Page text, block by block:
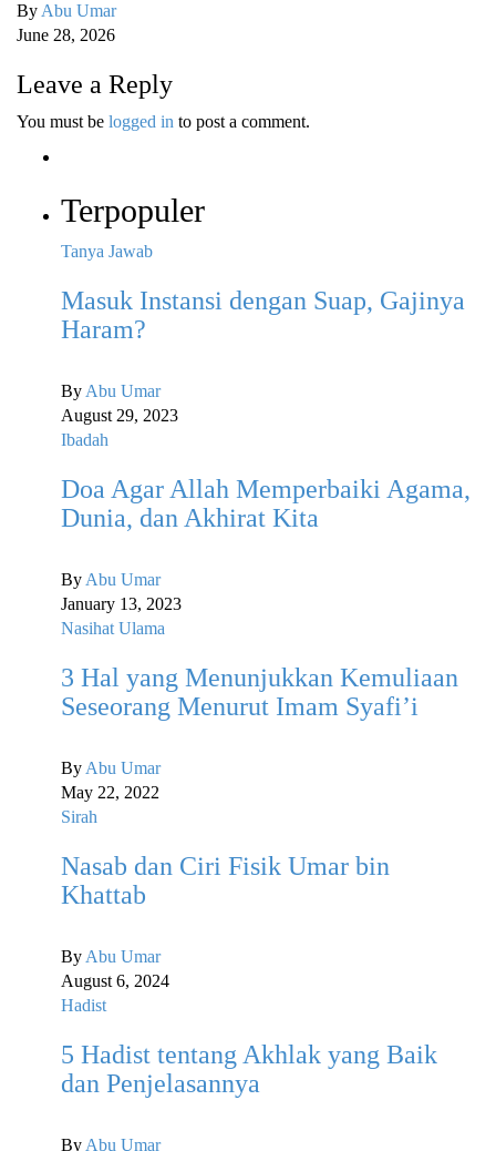
By Abu Umar
June 28, 2026
Leave a Reply
You must be logged in to post a comment.
Terpopuler
Tanya Jawab
Masuk Instansi dengan Suap, Gajinya
Haram?
By Abu Umar
August 29, 2023
Ibadah
Doa Agar Allah Memperbaiki Agama,
Dunia, dan Akhirat Kita
By Abu Umar
January 13, 2023
Nasihat Ulama
3 Hal yang Menunjukkan Kemuliaan
Seseorang Menurut Imam Syafi’i
By Abu Umar
May 22, 2022
Sirah
Nasab dan Ciri Fisik Umar bin
Khattab
By Abu Umar
August 6, 2024
Hadist
5 Hadist tentang Akhlak yang Baik
dan Penjelasannya
By Abu Umar